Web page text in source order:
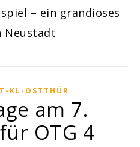
– ein grandioses
Neustadt
KL-OSTTHÜR
am 7.
OTG 4